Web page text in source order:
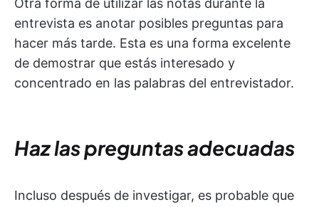
Otra forma de utilizar las notas durante la
entrevista es anotar posibles preguntas para
hacer más tarde. Esta es una forma excelente
de demostrar que estás interesado y
concentrado en las palabras del entrevistador.
Haz las preguntas adecuadas
Incluso después de investigar, es probable que